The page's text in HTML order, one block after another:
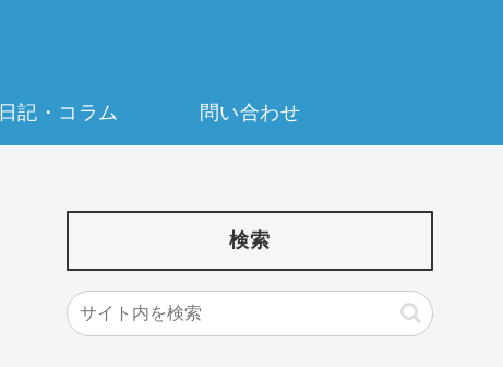
日記・コラム 問い合わせ
検索